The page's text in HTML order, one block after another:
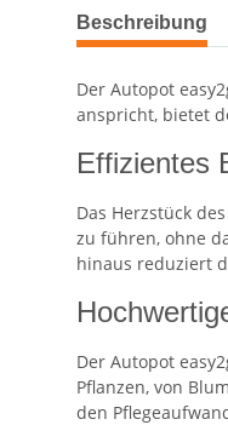
Beschreibung
Der Autopot
anspricht, bietet
Effizientes
Das Herzstück
zu führen, ohne
hinaus reduziert
Der Autopot
Pflanzen, von
den